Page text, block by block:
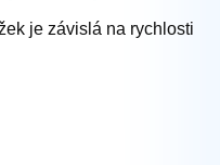
je závislá na rychlosti